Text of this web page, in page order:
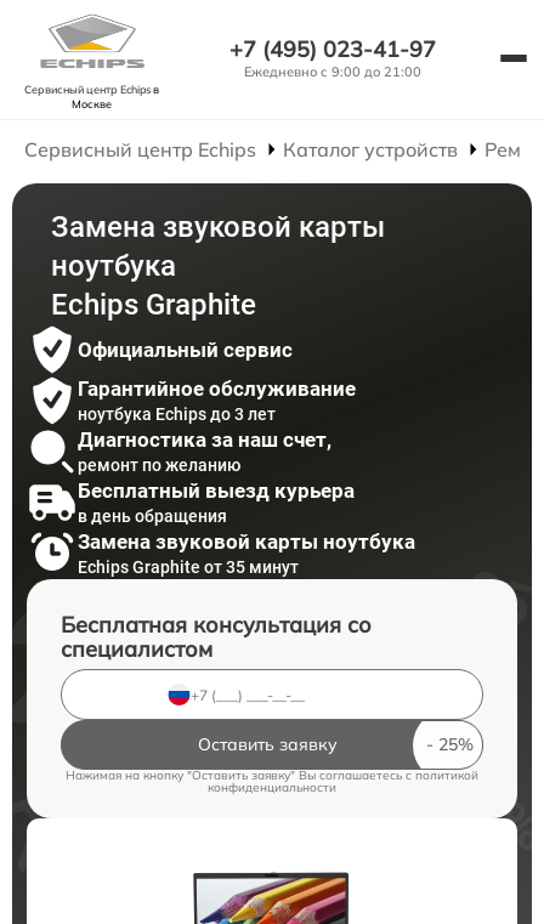
Сервисный центр Echipsв
Москве
+7 (495) 023-41-97
Ежедневно с 9:00 до 21:00
Сервисный центр Echips Каталог устройств
Замена звуковой карты
ноутбука
Echips Graphite
Официальный сервис
Гарантийное обслуживание
ноутбука Echips до 3 лет
Диагностика за наш счет,
ремонт по желанию
Бесплатный выезд курьера
в день обращения
Замена звуковой карты ноутбука
Echips Graphite от 35 минут
Бесплатная консультация со
специалистом
Оставить заявку
Нажимая на кнопку "Оставить заявку" Вы соглашаетесь cполитикой
конфиденциальности